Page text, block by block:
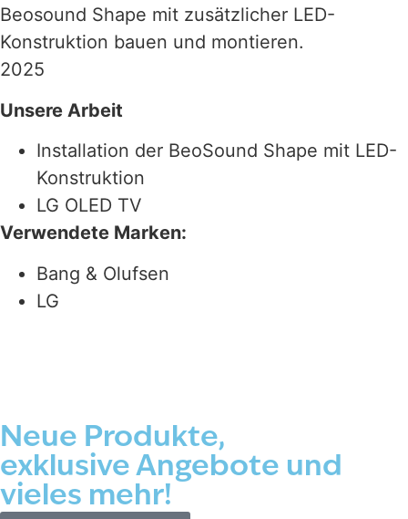
Beosound Shape mit zusätzlicher LED-
Konstruktion bauen und montieren.
2025
Unsere Arbeit
Installation der BeoSound Shape mit LED-
Konstruktion
LG OLED TV
Verwendete Marken:
Bang & Olufsen
LG
Neue Produkte,
exklusive Angebote und
vieles mehr!